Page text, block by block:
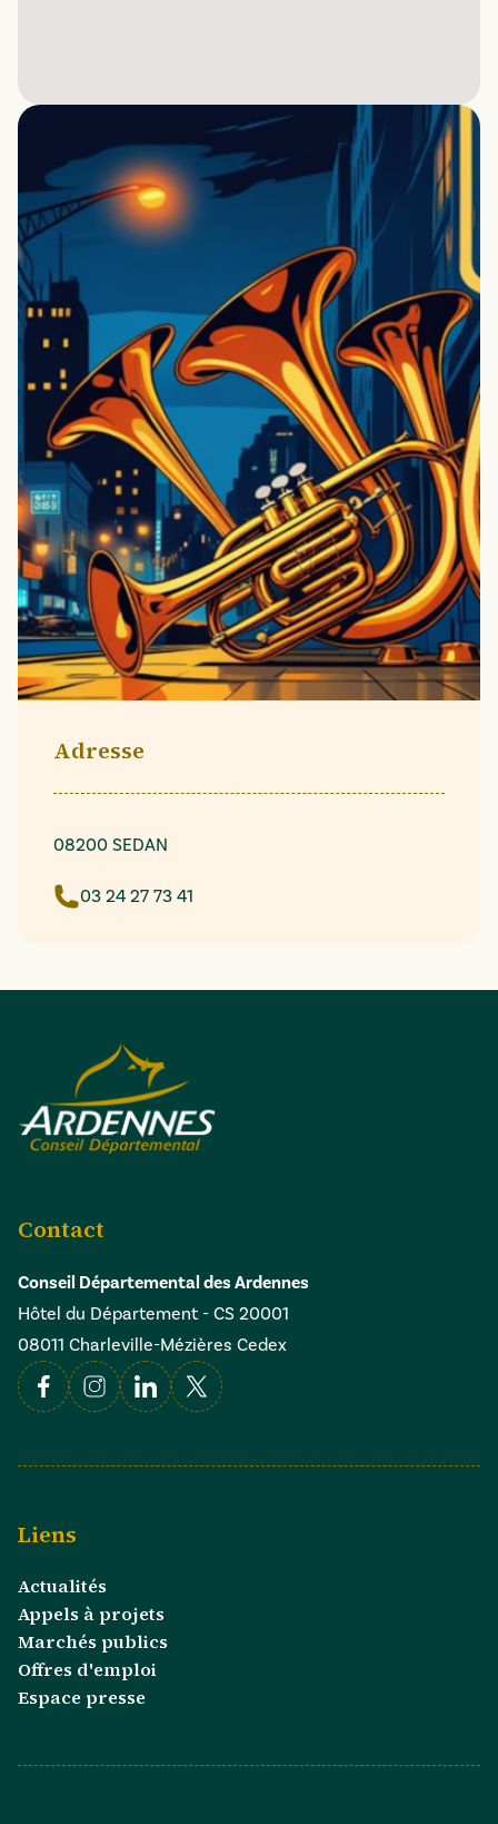
Adresse
08200 SEDAN
03 24 27 73 41
Contact
Conseil Départemental des Ardennes
Hôtel du Département - CS 20001
08011 Charleville-Mézières Cedex
FacebookInstagramLinkedin
X
Liens
Actualités
Appels à projets
Marchés publics
Offres d'emploi
Espace presse